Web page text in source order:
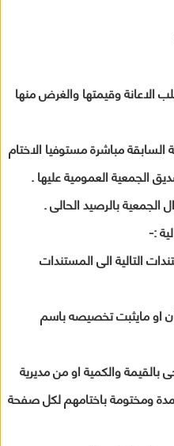
الاعانة وقيمتها والغرض منها
مباشرة مستوفيا الاختام
الجمعية العمومية عليها .
بالرصيد الحالى .
:-
التالية الى المستندات
او مايثبت تخصيصه باسم
والكمية او من مديرية
ومختومة باختامهم لكل صفحة